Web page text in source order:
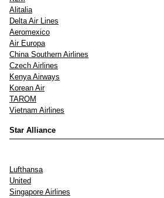
Alitalia
Delta Air Lines
Aeromexico
Air Europa
China Southern Airlines
Czech Airlines
Kenya Airways
Korean Air
TAROM
Vietnam Airlines
Star Alliance
Lufthansa
United
Singapore Airlines